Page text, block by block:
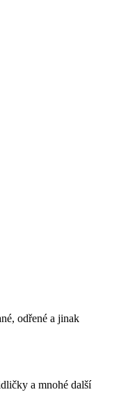
odřené a jinak
a mnohé další